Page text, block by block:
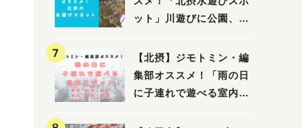
ット」川遊びに公園、プ
吹田・茨木・高槻）
【北摂】ジモトミン・編
集部オススメ！「雨の日
に子連れで遊べる室内ス